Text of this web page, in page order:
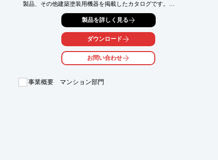
製品、その他建築塗装用機器を掲載したカタログです。
生産性と性能を最大限向上するための製品を掲載しております。
○エアレス・スプレーヤー
○塗装機、その他
さい。
製品を詳しく見る
ダウンロード
お問い合わせ
事業概要 マンション部門